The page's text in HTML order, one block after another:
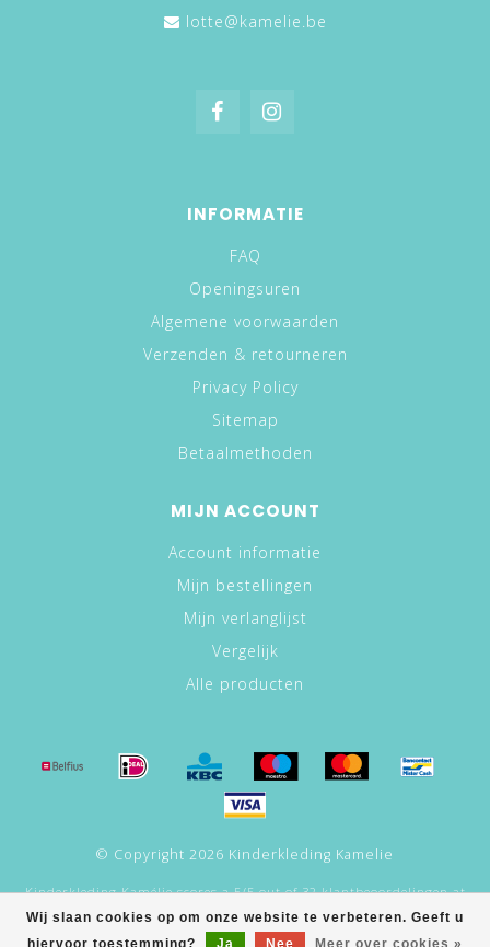
Wij slaan cookies op om onze website te verbeteren. Geeft u
hiervoor toestemming?
Ja Nee Meer over cookies »
lotte@kamelie.be
INFORMATIE
FAQ
Openingsuren
Algemene voorwaarden
Verzenden & retourneren
Privacy Policy
Sitemap
Betaalmethoden
MIJN ACCOUNT
Account informatie
Mijn bestellingen
Mijn verlanglijst
Vergelijk
Alle producten
© Copyright 2026 Kinderkleding Kamelie
Kinderkleding Kaméliescores a 5/5out of32klantbeoordelingen at
Google.